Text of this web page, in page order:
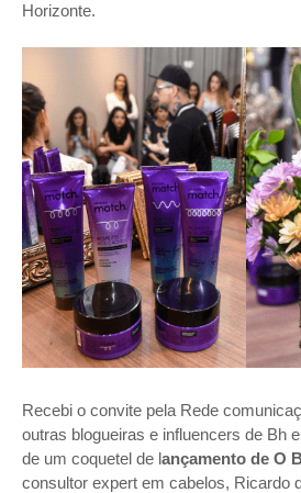
Horizonte.
Recebi o convite pela Rede
outras blogueiras e influencers de Bh
de um coquetel de lançamento de O
consultor expert em cabelos, Ricardo